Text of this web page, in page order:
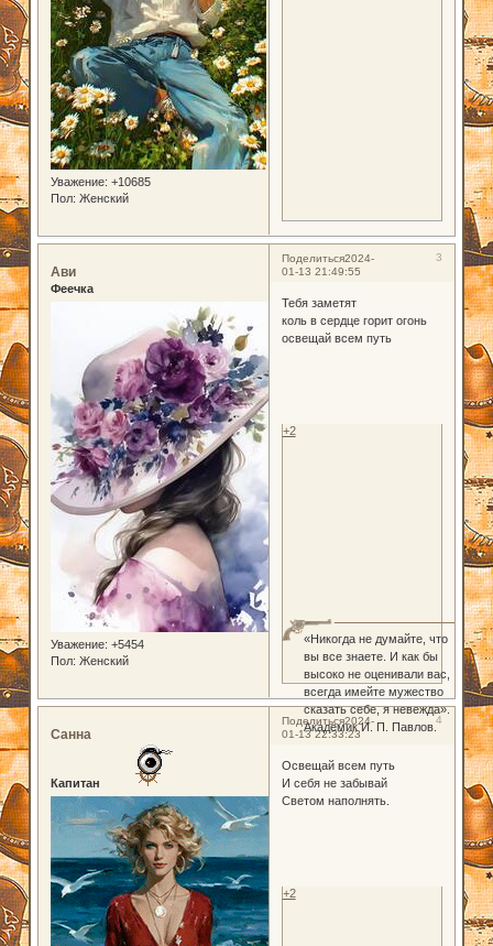
Уважение: +10685
Пол: Женский
Поделиться 3
2024-
01-13 21:49:55
Ави
Феечка
Уважение: +5454
Пол: Женский
Тебя заметят
коль в сердце горит огонь
освещай всем путь
«Никогда не думайте, что
вы все знаете. И как бы
высоко не оценивали вас,
всегда имейте мужество
сказать себе, я невежда».
Академик И. П. Павлов.
+2
Поделиться 4
2024-
01-13 22:33:23
Санна
Капитан
Освещай всем путь
И себя не забывай
Светом наполнять.
+2